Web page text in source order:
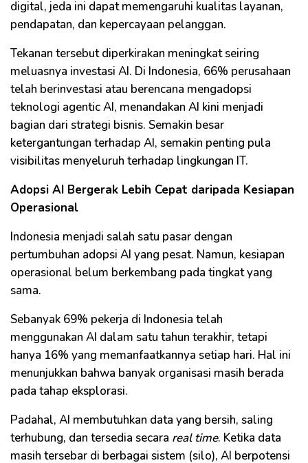
digital, jeda ini dapat memengaruhi kualitas layanan,
pendapatan, dan kepercayaan pelanggan.
Tekanan tersebut diperkirakan meningkat seiring
meluasnya investasi AI. Di Indonesia, 66% perusahaan
telah berinvestasi atau berencana mengadopsi
teknologi agentic AI, menandakan AI kini menjadi
bagian dari strategi bisnis. Semakin besar
ketergantungan terhadap AI, semakin penting pula
visibilitas menyeluruh terhadap lingkungan IT.
Adopsi AI Bergerak Lebih Cepat daripada Kesiapan
Operasional
Indonesia menjadi salah satu pasar dengan
pertumbuhan adopsi AI yang pesat. Namun, kesiapan
operasional belum berkembang pada tingkat yang
sama.
Sebanyak 69% pekerja di Indonesia telah
menggunakan AI dalam satu tahun terakhir, tetapi
hanya 16% yang memanfaatkannya setiap hari. Hal ini
menunjukkan bahwa banyak organisasi masih berada
pada tahap eksplorasi.
Padahal, AI membutuhkan data yang bersih, saling
terhubung, dan tersedia secara real time. Ketika data
masih tersebar di berbagai sistem (silo), AI berpotensi